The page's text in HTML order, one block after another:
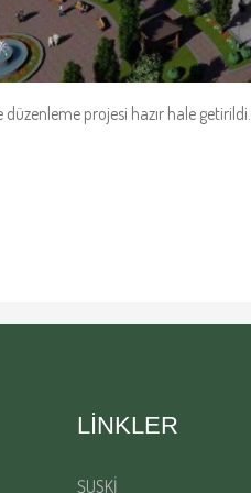
projesi hazır hale getirildi.
LINKLER
ŞUSKİ